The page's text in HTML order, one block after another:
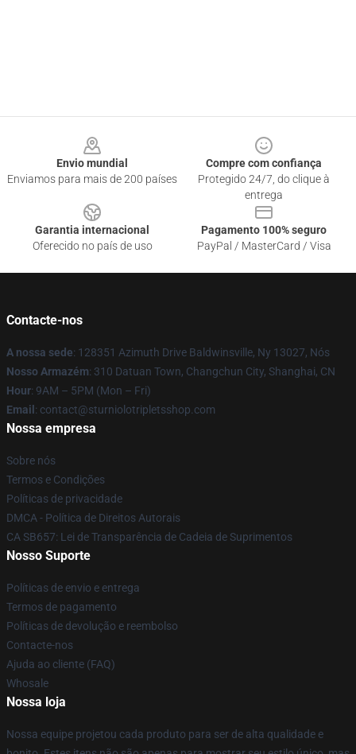
Envio mundial
Enviamos para mais de 200 países
Compre com confiança
Protegido 24/7, do clique à
entrega
Garantia internacional
Oferecido no país de uso
Pagamento 100% seguro
PayPal / MasterCard / Visa
Contacte-nos
A nossa sede: 128351 Azimuth Drive Baldwinsville, Ny 13027, Nós
Nosso Armazém: 310 Datuan Town, Changchun City, Shanghai, CN
Hour: 9AM – 5PM (Mon – Fri)
Email : contact@sturniolotripletsshop.com
Nossa empresa
Sobre nós
Termos e Condições
Políticas de privacidade
DMCA - Política de Direitos Autorais
CA SB657: Lei de Transparência de Cadeia de Suprimentos
Nosso Suporte
Políticas de envio e entrega
Termos de pagamento
Políticas de devolução e reembolso
Contacte-nos
Ajuda ao cliente (FAQ)
Whosale
Nossa loja
Nossa equipe projetou cada produto para ser de alta qualidade e